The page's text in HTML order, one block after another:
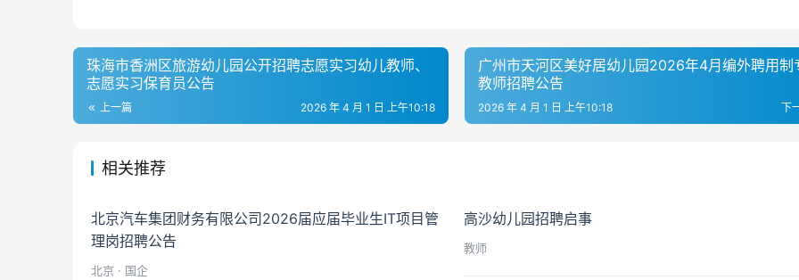
珠海市香洲区旅游幼儿园公开招聘志愿实习幼儿教师、
志愿实习保育员公告
上一篇 2026 年 4 月 1 日 上午10:18
广州市天河区美好居幼儿园2026年4月编外聘用制
教师招聘公告
下
2026 年 4 月 1 日 上午10:18
相关推荐
北京汽车集团财务有限公司2026届应届毕业生IT项目管
理岗招聘公告
北京 · 国企
高沙幼儿园招聘启事
教师